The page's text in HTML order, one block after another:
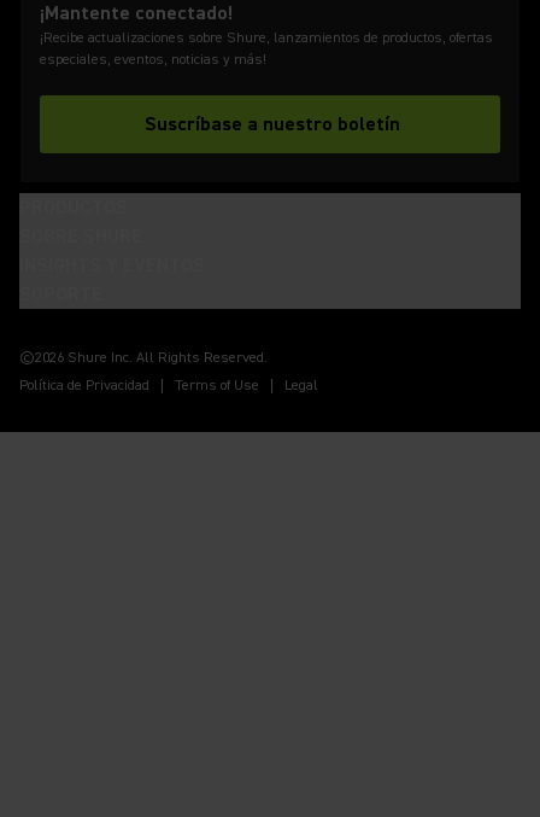
¡Mantente conectado!
¡Recibe actualizaciones sobre Shure, lanzamientos de productos, ofertas
especiales, eventos, noticias y más!
Suscríbase a nuestro boletín
©2026 Shure Inc. All Rights Reserved.
Política de Privacidad
Terms of Use Legal